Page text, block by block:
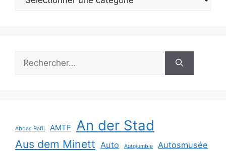
Abbas Rafii AMTF An der Stad
Aus dem Minett Auto Autojumble Autosmusée